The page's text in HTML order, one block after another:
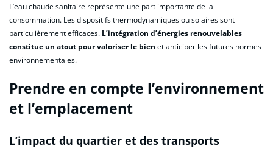
L’eau chaude sanitaire représente une part importante de la
consommation. Les dispositifs thermodynamiques ou solaires sont
particulièrement efficaces. L’intégration d’énergies renouvelables
constitue un atout pour valoriser le bien et anticiper les futures normes
environnementales.
Prendre en compte l’environnement
et l’emplacement
L’impact du quartier et des transports